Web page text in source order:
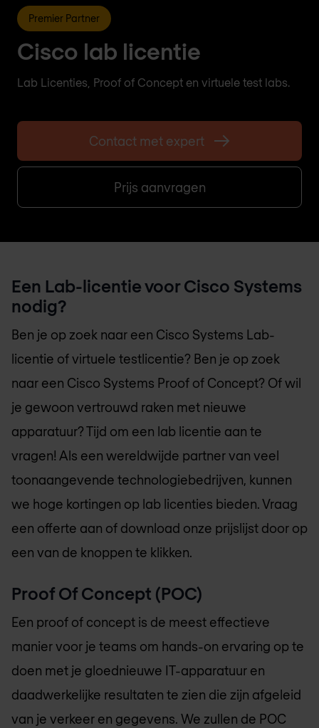
Premier Partner
Cisco lab licentie
Lab Licenties, Proof of Concept en virtuele test labs.
Contact met expert
Prijs aanvragen
Een Lab-licentie voor Cisco Systems
nodig?
Ben je op zoek naar een Cisco Systems Lab-
licentie of virtuele testlicentie? Ben je op zoek
naar een Cisco Systems Proof of Concept? Of wil
je gewoon vertrouwd raken met nieuwe
apparatuur? Tijd om een ​​lab licentie aan te
vragen! Als een wereldwijde partner van veel
toonaangevende technologiebedrijven, kunnen
we hoge kortingen op lab licenties bieden. Vraag
een offerte aan of download onze prijslijst door op
een van de knoppen te klikken.
Proof Of Concept (POC)
Een proof of concept is de meest effectieve
manier voor je teams om hands-on ervaring op te
doen met je gloednieuwe IT-apparatuur en
daadwerkelijke resultaten te zien die zijn afgeleid
van je verkeer en gegevens. We zullen de POC